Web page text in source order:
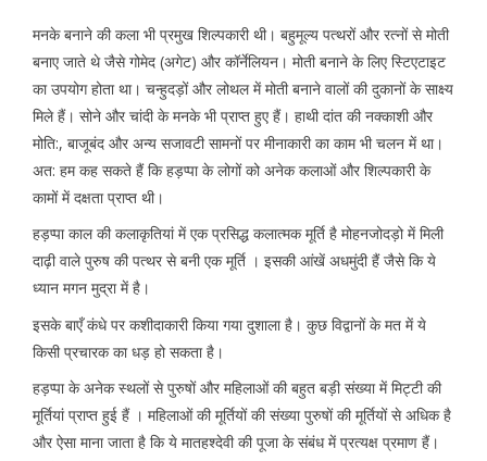
मनके बनाने की कला भी प्रमुख शिल्पकारी थी। बहुमूल्य पत्थरों और रत्नों से मोती
बनाए जाते थे जैसे गोमेद (अगेट) और कॉर्नेलियन। मोती बनाने के लिए स्टिएटाइट
का उपयोग होता था। चन्हुदड़ों और लोथल में मोती बनाने वालों की दुकानों के साक्ष्य
मिले हैं। सोने और चांदी के मनके भी प्राप्त हुए हैं। हाथी दांत की नक्काशी और
मोति:, बाजूबंद और अन्य सजावटी सामनों पर मीनाकारी का काम भी चलन में था।
अत: हम कह सकते हैं कि हड़प्पा के लोगों को अनेक कलाओं और शिल्पकारी के
कामों में दक्षता प्राप्त थी।
हड़प्पा काल की कलाकृतियां में एक प्रसिद्ध कलात्मक मूर्ति है मोहनजोदड़ो में मिली
दाढ़ी वाले पुरुष की पत्थर से बनी एक मूर्ति । इसकी आंखें अधमुंदी हैं जैसे कि ये
ध्यान मगन मुद्रा में है।
इसके बाएँ कंधे पर कशीदाकारी किया गया दुशाला है। कुछ विद्वानों के मत में ये
किसी प्रचारक का धड़ हो सकता है।
हड़प्पा के अनेक स्थलों से पुरुषों और महिलाओं की बहुत बड़ी संख्या में मिट्टी की
मूर्तियां प्राप्त हुई हैं । महिलाओं की मूर्तियों की संख्या पुरुषों की मूर्तियों से अधिक है
और ऐसा माना जाता है कि ये मातहश्देवी की पूजा के संबंध में प्रत्यक्ष प्रमाण हैं।